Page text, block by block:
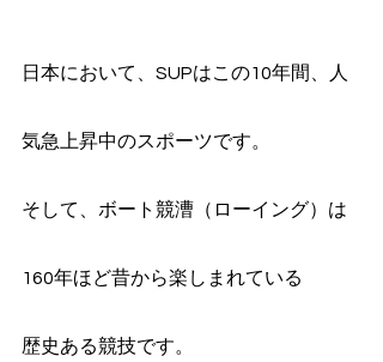
日本において、SUPはこの10年間、人
気急上昇中のスポーツです。
そして、ボート競漕（ローイング）は
160年ほど昔から楽しまれている
歴史ある競技です。